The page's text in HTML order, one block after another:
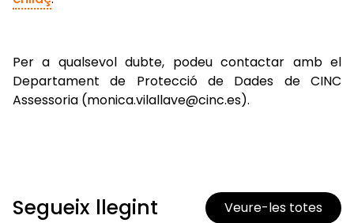
Per a qualsevol dubte, podeu contactar amb el
Departament de Protecció de Dades de CINC
Assessoria (monica.vilallave@cinc.es).
Segueix llegint Veure-les totes